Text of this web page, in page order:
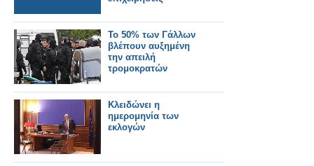
Το 50% των Γάλλων
βλέπουν αυξημένη
την απειλή
τρομοκρατών
Κλειδώνει η
ημερομηνία των
εκλογών